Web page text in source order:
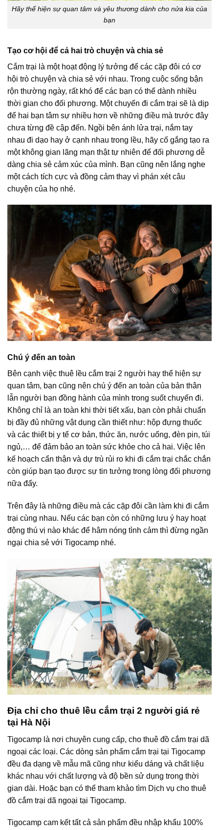
Hãy thể hiện sự quan tâm và yêu thương dành cho nửa kia của
bạn
Tạo cơ hội để cả hai trò chuyện và chia sẻ
Cắm trại là một hoạt động lý tưởng để các cặp đôi có cơ
hội trò chuyện và chia sẻ với nhau. Trong cuộc sống bận
rộn thường ngày, rất khó để các bạn có thể dành nhiều
thời gian cho đối phương. Một chuyến đi cắm trại sẽ là dịp
để hai bạn tâm sự nhiều hơn về những điều mà trước đây
chưa từng đề cập đến. Ngồi bên ánh lửa trại, nắm tay
nhau đi dạo hay ở cạnh nhau trong lều, hãy cố gắng tạo ra
một không gian lãng mạn thật tự nhiên để đối phương dễ
dàng chia sẻ cảm xúc của mình. Bạn cũng nên lắng nghe
một cách tích cực và đồng cảm thay vì phán xét câu
chuyện của họ nhé.
Chú ý đến an toàn
Bên cạnh việc thuê lều cắm trại 2 người hay thể hiện sự
quan tâm, bạn cũng nên chú ý đến an toàn của bản thân
lẫn người bạn đồng hành của mình trong suốt chuyến đi.
Không chỉ là an toàn khi thời tiết xấu, bạn còn phải chuẩn
bị đầy đủ những vật dụng cần thiết như: hộp đựng thuốc
và các thiết bị y tế cơ bản, thức ăn, nước uống, đèn pin, túi
ngủ,… để đảm bảo an toàn sức khỏe cho cả hai. Việc lên
kế hoạch cẩn thận và dự trù rủi ro khi đi cắm trại chắc chắn
còn giúp bạn tạo được sự tin tưởng trong lòng đối phương
nữa đấy.
Trên đây là những điều mà các cặp đôi cần làm khi đi cắm
trại cùng nhau. Nếu các bạn còn có những lưu ý hay hoạt
động thú vị nào khác để hâm nóng tình cảm thì đừng ngần
ngại chia sẻ với Tigocamp nhé.
Địa chỉ cho thuê lều cắm trại 2 người giá rẻ
tại Hà Nội
Tigocamp là nơi chuyên cung cấp, cho thuê đồ cắm trại dã
ngoại các loại. Các dòng sản phẩm cắm trại tại Tigocamp
đều đa dạng về mẫu mã cũng như kiểu dáng và chất liệu
khác nhau với chất lượng và độ bền sử dụng trong thời
gian dài. Hoặc bạn có thể tham khảo tìm Dịch vụ cho thuê
đồ cắm trại dã ngoại tại Tigocamp.
Tigocamp cam kết tất cả sản phẩm đều nhập khẩu 100%